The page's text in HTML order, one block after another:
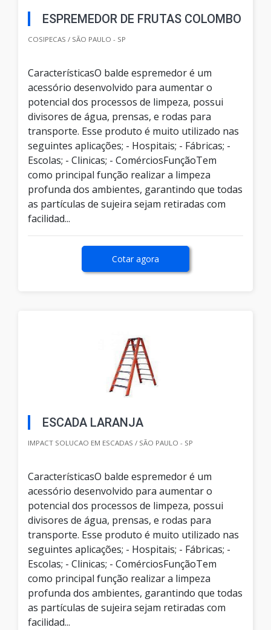
ESPREMEDOR DE FRUTAS COLOMBO
COSIPECAS / SÃO PAULO - SP
CaracterísticasO balde espremedor é um
acessório desenvolvido para aumentar o
potencial dos processos de limpeza, possui
divisores de água, prensas, e rodas para
transporte. Esse produto é muito utilizado nas
seguintes aplicações; - Hospitais; - Fábricas; -
Escolas; - Clinicas; - ComérciosFunçãoTem
como principal função realizar a limpeza
profunda dos ambientes, garantindo que todas
as partículas de sujeira sejam retiradas com
facilidad...
Cotar agora
ESCADA LARANJA
IMPACT SOLUCAO EM ESCADAS / SÃO PAULO - SP
CaracterísticasO balde espremedor é um
acessório desenvolvido para aumentar o
potencial dos processos de limpeza, possui
divisores de água, prensas, e rodas para
transporte. Esse produto é muito utilizado nas
seguintes aplicações; - Hospitais; - Fábricas; -
Escolas; - Clinicas; - ComérciosFunçãoTem
como principal função realizar a limpeza
profunda dos ambientes, garantindo que todas
as partículas de sujeira sejam retiradas com
facilidad...